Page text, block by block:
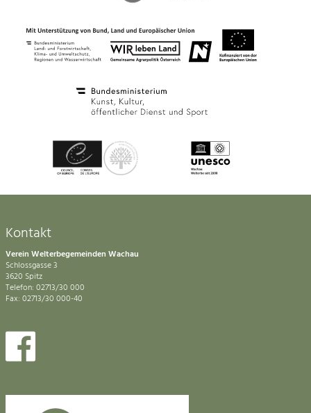
Kontakt
Verein Welterbegemeinden Wachau
Schlossgasse 3
3620 Spitz
Telefon: 02713/30 000
Fax: 02713/30 000-40